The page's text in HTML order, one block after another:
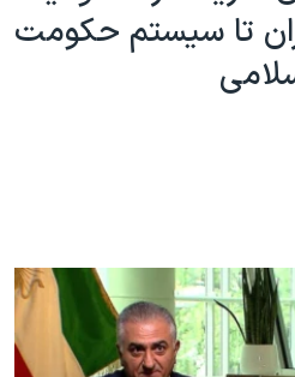
تا سیستم حکومت